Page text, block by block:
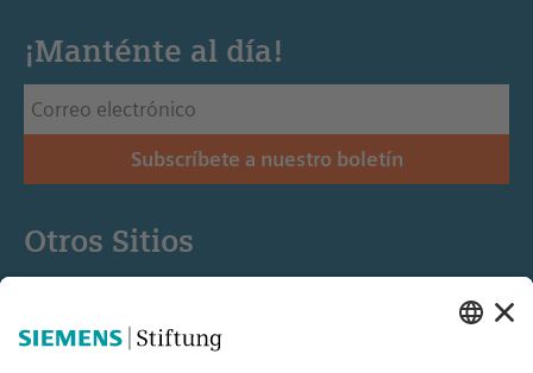
¡Manténte al día!
Subscríbete a nuestro boletín
Otros Sitios
Educación STEM